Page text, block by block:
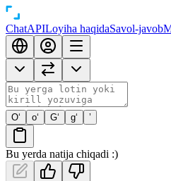
ChatAPILoyiha haqidaSavol-javob
O‘ o‘ G‘ g‘ ’
Bu yerda natija chiqadi :)